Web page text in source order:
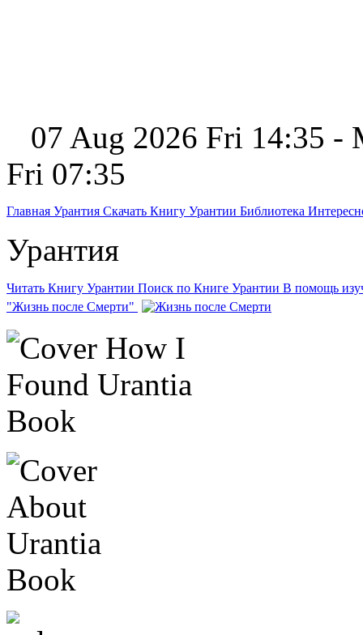
07 Aug 2026 Fri 14:35 -
Fri 07:35
Главная Урантия Скачать Книгу Урантии Библиотека
Урантия
Читать Книгу Урантии Поиск по Книге Урантии В помощь
"Жизнь после Смерти"